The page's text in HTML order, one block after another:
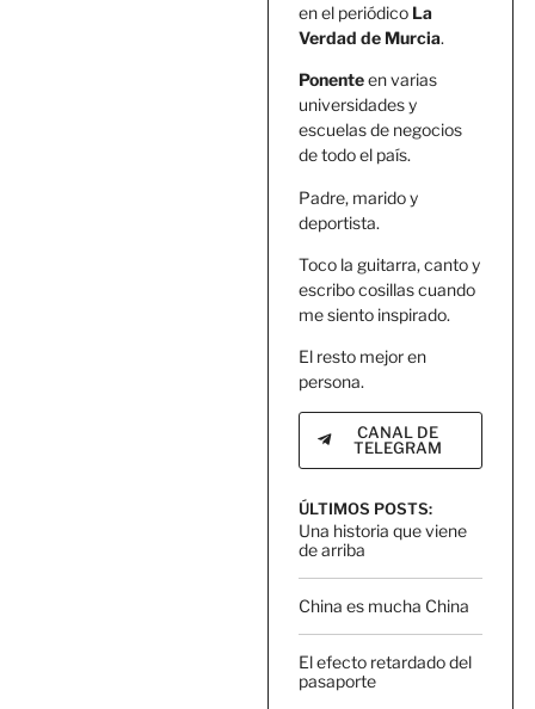
en el periódico La
Verdad de Murcia.
Ponenteen varias
universidades y
escuelas de negocios
de todo el país.
Padre, marido y
deportista.
Toco la guitarra, canto y
escribo cosillas cuando
me siento inspirado.
El resto mejor en
persona.
CANAL DE
TELEGRAM
ÚLTIMOS POSTS:
Una historia que viene
de arriba
China es mucha China
El efecto retardado del
pasaporte